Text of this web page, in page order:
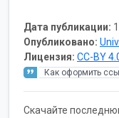
Дата публикации:
Опубликовано:
Лицензия: CC-BY
Как оформить
Скачайте